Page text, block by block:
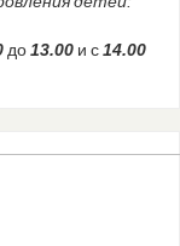
до13.00и с14.00